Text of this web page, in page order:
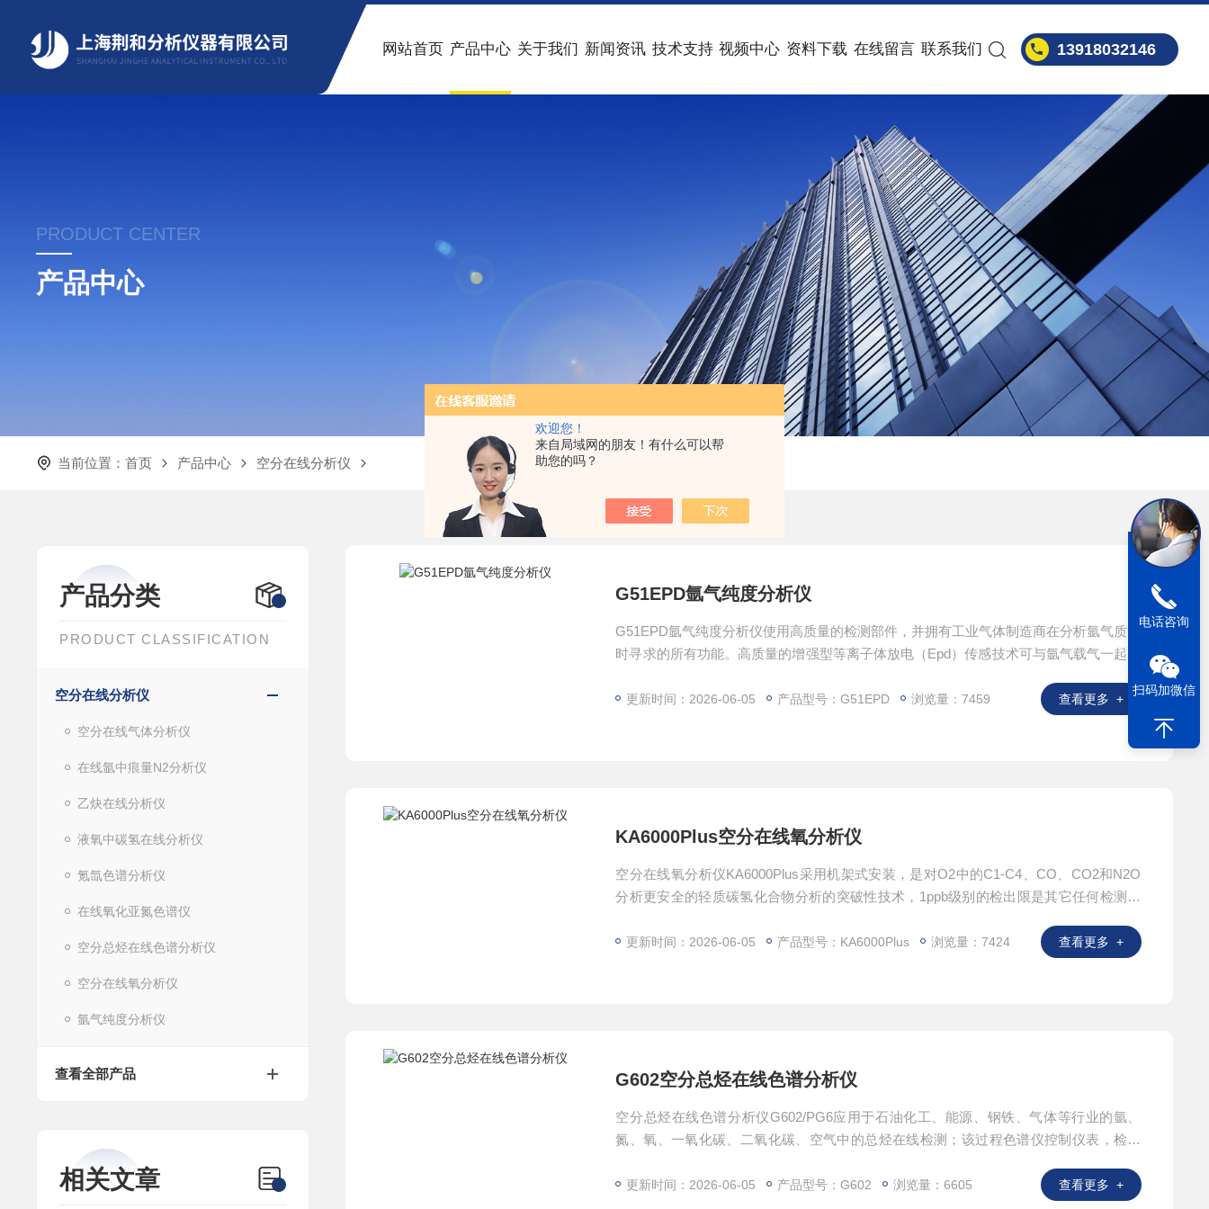
欢迎您！
来自局域网的朋友！有什么可以帮
助您的吗？
13918032146
网站首页 产品中心 关于我们 新闻资讯 技术支持 视频中心 资料下载 在线留言 联系我们
PRODUCT CENTER
产品中心
当前位置：首页 产品中心 空分在线分析仪
产品分类
PRODUCT CLASSIFICATION
空分在线分析仪
空分在线气体分析仪
在线氩中痕量N2分析仪
乙炔在线分析仪
液氧中碳氢在线分析仪
氪氙色谱分析仪
在线氧化亚氮色谱仪
空分总烃在线色谱分析仪
空分在线氧分析仪
氩气纯度分析仪
查看全部产品
相关文章
G51EPD氩气纯度分析仪
G51EPD氩气纯度分析仪使用高质量的检测部件，并拥有工业气体制造商在分析氩气质量
时寻求的所有功能。高质量的增强型等离子体放电（Epd）传感技术可与氩气载气一起使
更新时间：2026-06-05 产品型号：G51EPD 浏览量：7459 查看更多 +
KA6000Plus空分在线氧分析仪
空分在线氧分析仪KA6000Plus采用机架式安装，是对O2中的C1-C4、CO、CO2和N2O
分析更安全的轻质碳氢化合物分析的突破性技术，1ppb级别的检出限是其它任何检测器
更新时间：2026-06-05 产品型号：KA6000Plus 浏览量：7424 查看更多 +
G602空分总烃在线色谱分析仪
空分总烃在线色谱分析仪G602/PG6应用于石油化工、能源、钢铁、气体等行业的氩、
氮、氧、一氧化碳、二氧化碳、空气中的总烃在线检测；该过程色谱仪控制仪表，检测
节能、延长催化剂寿命、提高用户产品品质的要求。
更新时间：2026-06-05 产品型号：G602 浏览量：6605 查看更多 +
电话咨询
扫码加微信